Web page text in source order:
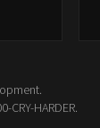
HARDER.